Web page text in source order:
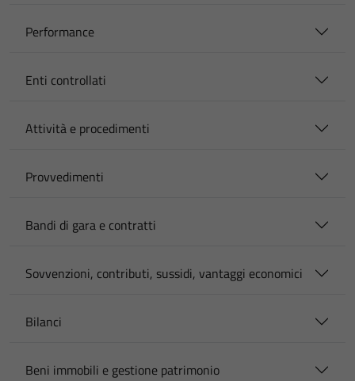
Performance
Enti controllati
Attività e procedimenti
Provvedimenti
Bandi di gara e contratti
Sovvenzioni, contributi, sussidi, vantaggi economici
Bilanci
Beni immobili e gestione patrimonio